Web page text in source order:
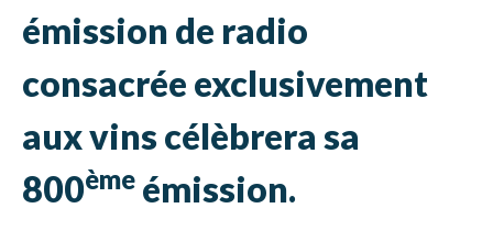
émission de radio
consacrée exclusivement
aux vins célèbrera sa
800ème émission.